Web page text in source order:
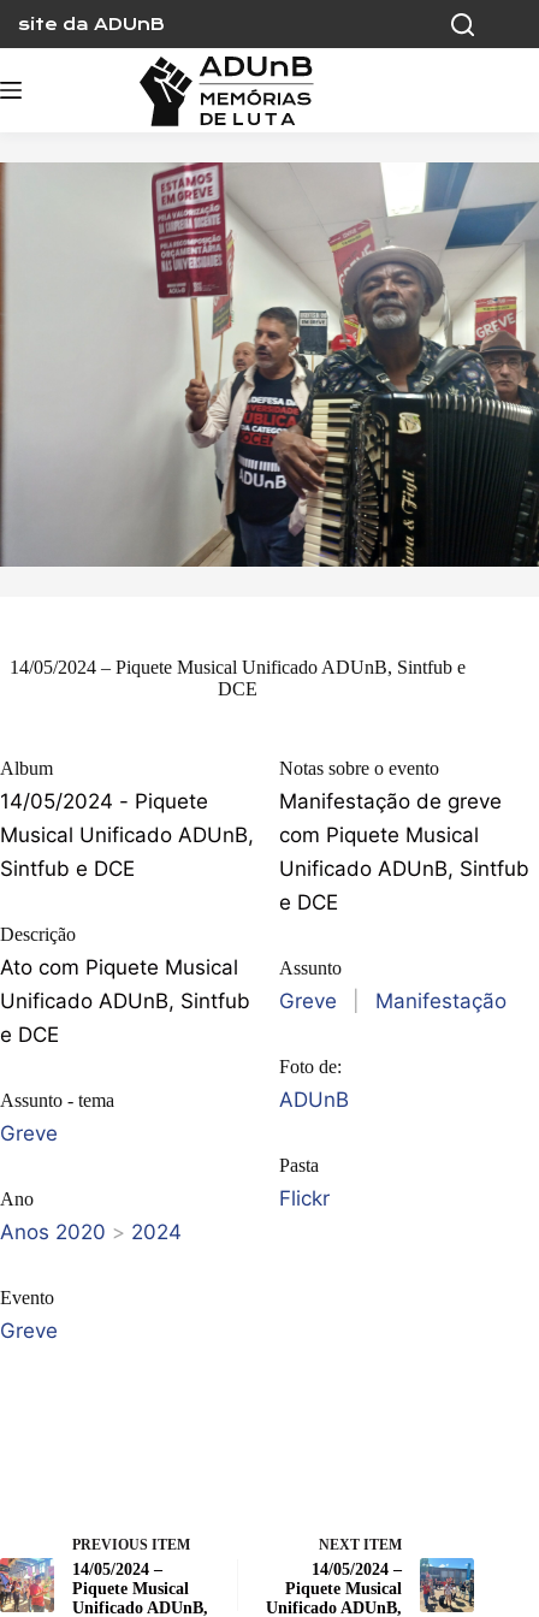
content
site da ADUnB
14/05/2024 – Piquete Musical Unificado ADUnB, Sintfub e
DCE
Album
14/05/2024 - Piquete
Musical Unificado ADUnB,
Sintfub e DCE
Descrição
Ato com Piquete Musical
Unificado ADUnB, Sintfub
e DCE
Assunto - tema
Greve
Ano
Anos 2020 > 2024
Evento
Greve
Notas sobre o evento
Manifestação de greve
com Piquete Musical
Unificado ADUnB, Sintfub
e DCE
Assunto
Greve Manifestação
Foto de:
ADUnB
Pasta
Flickr
PREVIOUS ITEM
14/05/2024 –
Piquete Musical
Unificado ADUnB,
NEXT ITEM
14/05/2024 –
Piquete Musical
Unificado ADUnB,